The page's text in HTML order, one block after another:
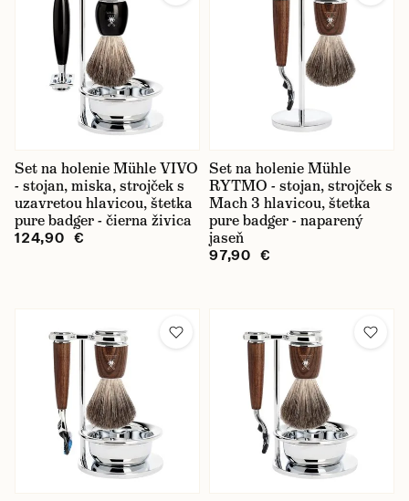
Set na holenie Mühle VIVO
- stojan, miska, strojček s
uzavretou hlavicou, štetka
pure badger - čierna živica
124,90 €
Set na holenie Mühle
RYTMO - stojan, strojček s
Mach 3 hlavicou, štetka
pure badger - naparený
jaseň
97,90 €